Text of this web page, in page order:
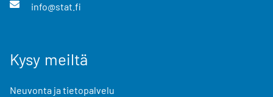
info@stat.fi
Kysy meiltä
Neuvonta ja tietopalvelu